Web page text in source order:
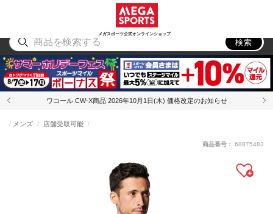
メガスポーツ公式オンラインショップ
アウトドア
検索
ワコール CW-X商品 2026年10月1日(木) 価格改定のお知らせ
メンズ 店舗受取可能
商品番号： 68875483